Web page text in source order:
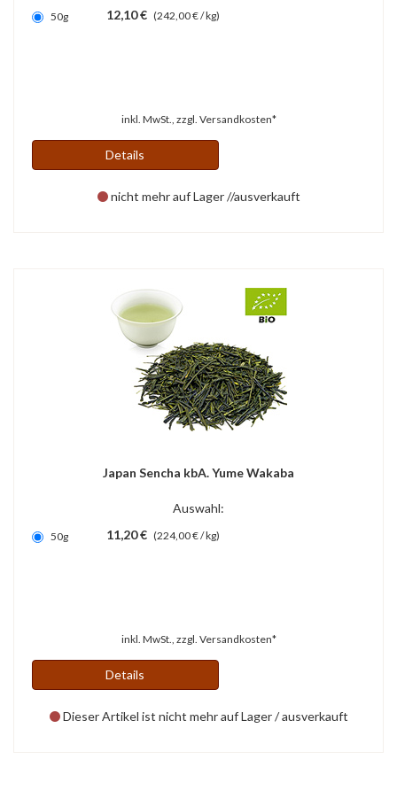
50g 12,10 € (242,00 € / kg)
inkl. MwSt., zzgl. Versandkosten*
Details
nicht mehr auf Lager //ausverkauft
Japan Sencha kbA. Yume Wakaba
Auswahl:
50g 11,20 € (224,00 € / kg)
inkl. MwSt., zzgl. Versandkosten*
Details
Dieser Artikel ist nicht mehr auf Lager / ausverkauft